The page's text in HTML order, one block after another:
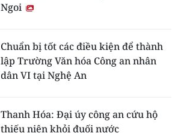
Ngoi
Chuẩn bị tốt các điều kiện để thành
lập Trường Văn hóa Công an nhân
dân VI tại Nghệ An
Thanh Hóa: Đại úy công an cứu hộ
thiếu niên khỏi đuối nước